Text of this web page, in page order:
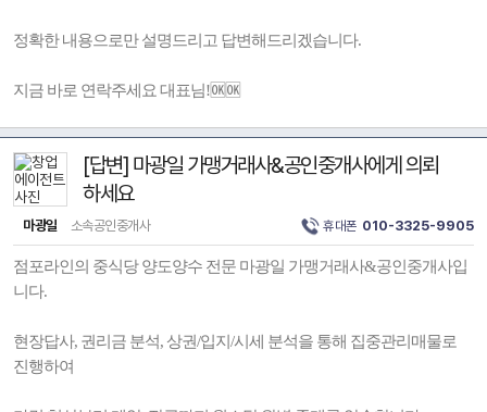
정확한 내용으로만 설명드리고 답변해드리겠습니다.
지금 바로 연락주세요 대표님!🆗🆗
[답변] 마광일 가맹거래사&공인중개사에게 의뢰
하세요
마광일 소속공인중개사 휴대폰 010-3325-9905
점포라인의 중식당 양도양수 전문 마광일 가맹거래사&공인중개사입
니다.
현장답사, 권리금 분석, 상권/입지/시세 분석을 통해 집중관리매물로
진행하여